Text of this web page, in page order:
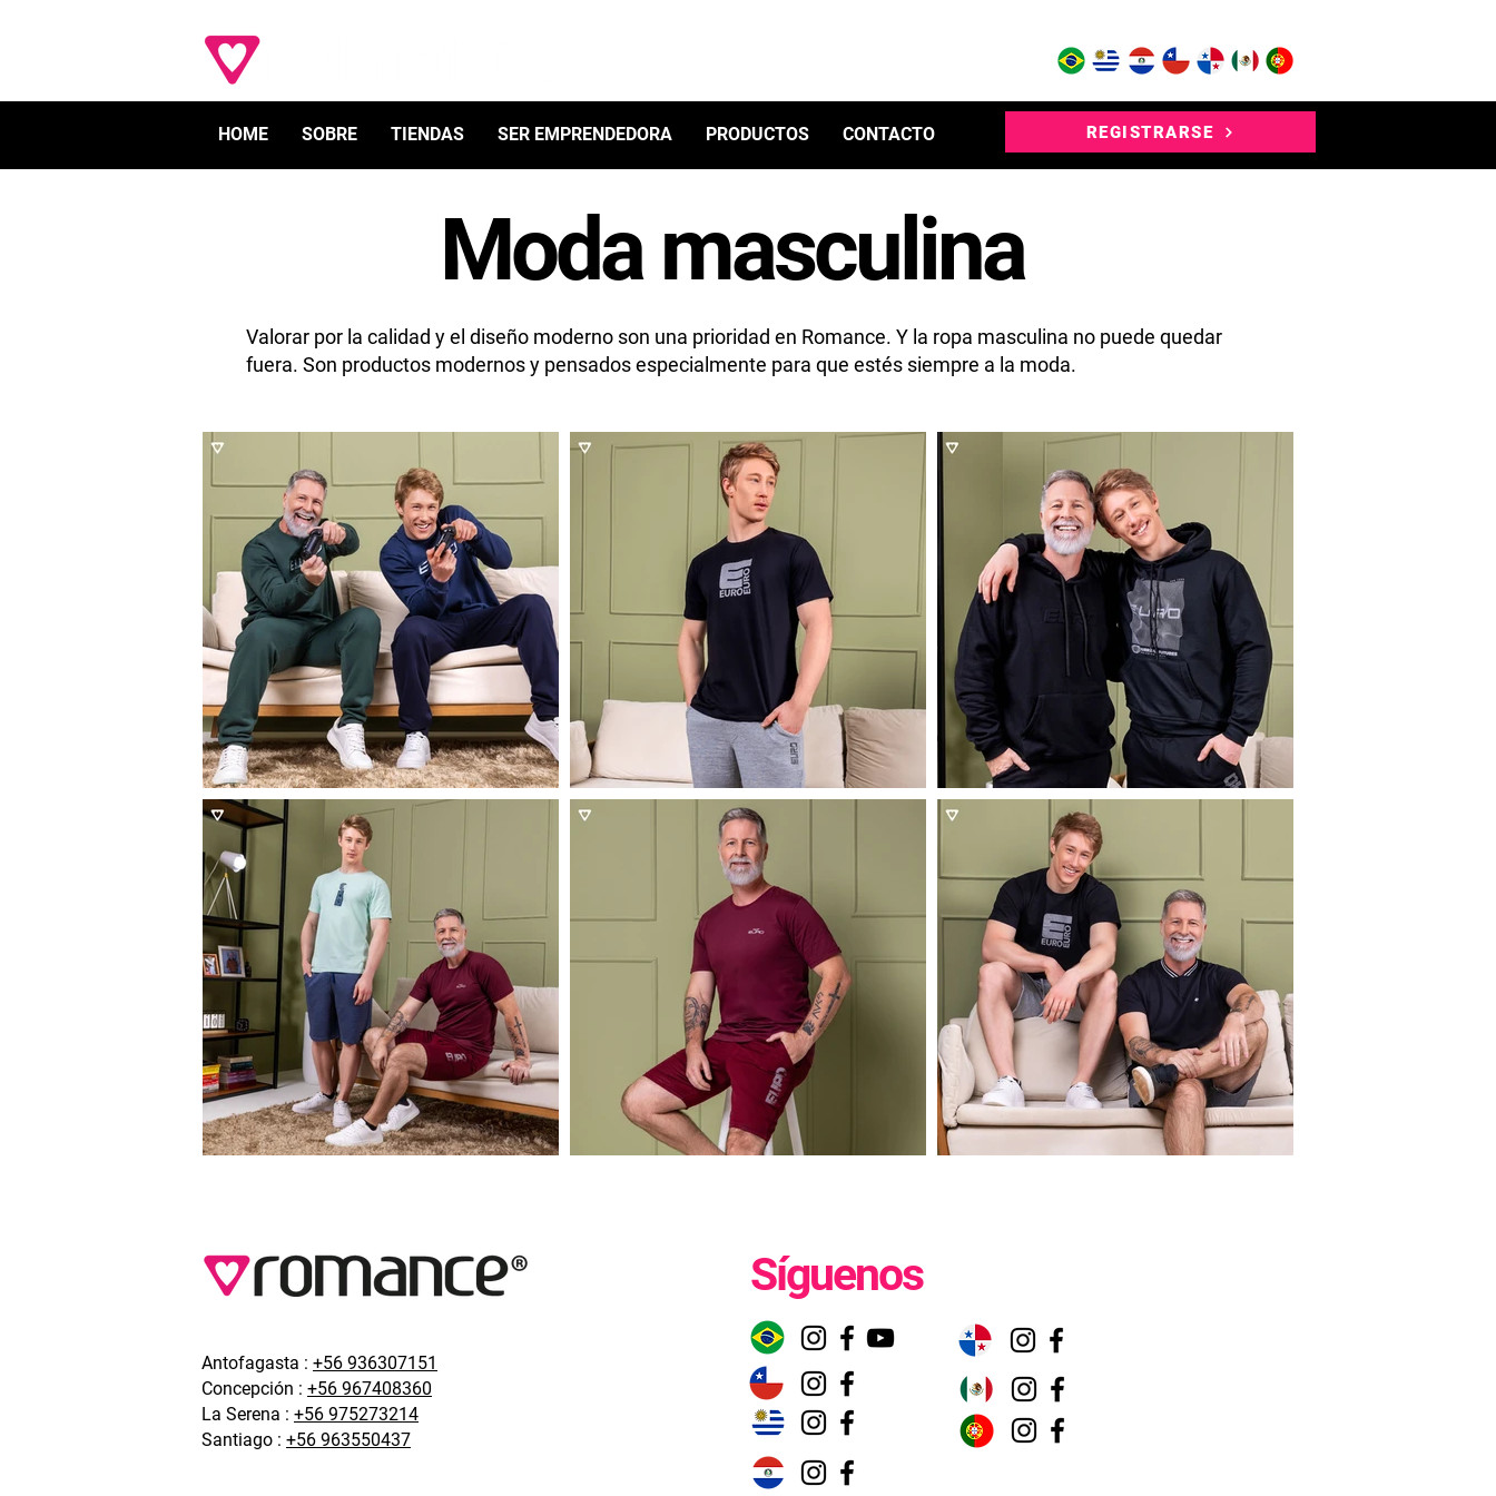
HOME SOBRE TIENDAS SER EMPRENDEDORA PRODUCTOS CONTACTO REGISTRARSE
Moda masculina
Valorar por la calidad y el diseño moderno son una prioridad en Romance. Y la ropa masculina no puede quedar
fuera. Son productos modernos y pensados especialmente para que estés siempre a la moda.
Antofagasta : +56 936307151
Concepción : +56 967408360
La Serena : +56 975273214
Santiago : +56 963550437
Síguenos